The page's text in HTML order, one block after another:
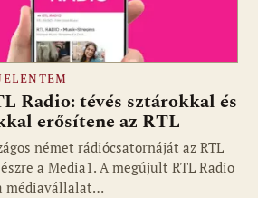
Radio: tévés sztárokkal és
erősítene az RTL
német rádiócsatornáját az RTL
a Media1. A megújult RTL Radio
médiavállalat…